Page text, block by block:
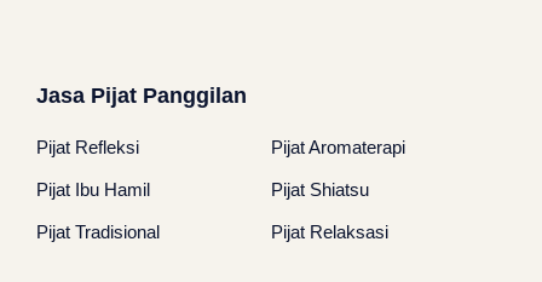
Jasa Pijat Panggilan
Pijat Refleksi Pijat Aromaterapi
Pijat Ibu Hamil Pijat Shiatsu
Pijat Tradisional Pijat Relaksasi